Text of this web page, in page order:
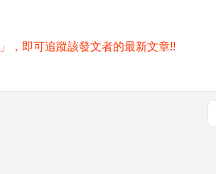
，即可追蹤該發文者的最新文章!!